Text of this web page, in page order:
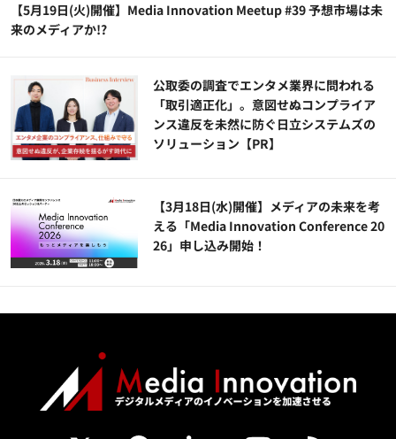
【5月19日(火)開催】Media Innovation Meetup #39 予想市場は未
来のメディアか!?
公​​取委の調査でエンタメ業界に問われる
「取引適正化」。意図せぬコンプライア
ンス違反を未然に防ぐ日立システムズの
ソリューション​【PR】
【3月18日(水)開催】メディアの未来を考
える「Media Innovation Conference 20
26」申し込み開始！